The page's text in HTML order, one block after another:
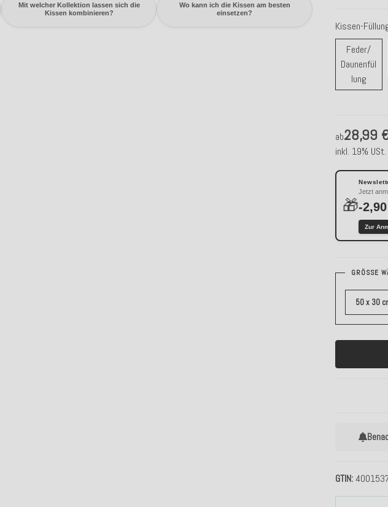
Mit welcher Kollektion lassen sich die
Kissen kombinieren?
Wo kann ich die Kissen am besten
einsetzen?
GTIN
Kissen-
Feder/
Daunenfül
lung
ab28,99
inkl. 19%
🎁
Jetzt
-
Zur
GRÖSSE
50 x 30